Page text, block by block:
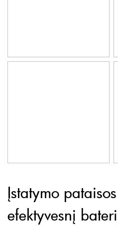
Įstatymo
efektyvesnį